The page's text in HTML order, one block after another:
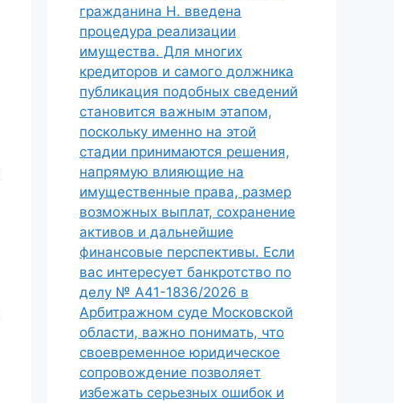
гражданина Н. введена
процедура реализации
имущества. Для многих
кредиторов и самого должника
публикация подобных сведений
становится важным этапом,
поскольку именно на этой
стадии принимаются решения,
напрямую влияющие на
имущественные права, размер
возможных выплат, сохранение
активов и дальнейшие
финансовые перспективы. Если
вас интересует банкротство по
делу № А41-1836/2026 в
Арбитражном суде Московской
области, важно понимать, что
своевременное юридическое
сопровождение позволяет
избежать серьезных ошибок и